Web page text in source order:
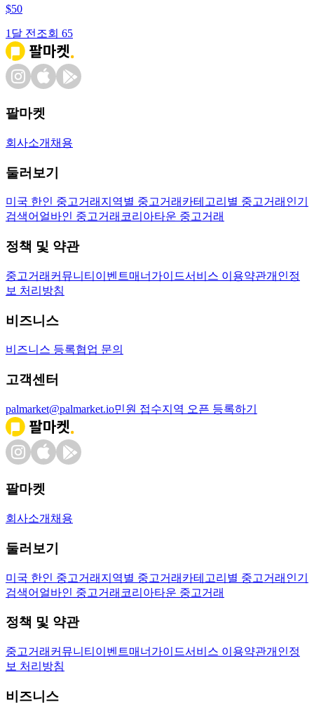
$50
1달 전 조회 65
팔마켓
회사소개 채용
둘러보기
미국 한인 중고거래 지역별 중고거래 카테고리별 중고거래 인기
검색어 얼바인 중고거래 코리아타운 중고거래
정책 및 약관
중고거래 커뮤니티 이벤트매너가이드서비스 이용약관개인정
보 처리방침
비즈니스
비즈니스 등록협업 문의
고객센터
palmarket@palmarket.io민원 접수지역 오픈 등록하기
팔마켓
회사소개 채용
둘러보기
미국 한인 중고거래 지역별 중고거래 카테고리별 중고거래 인기
검색어 얼바인 중고거래 코리아타운 중고거래
정책 및 약관
중고거래 커뮤니티 이벤트매너가이드서비스 이용약관개인정
보 처리방침
비즈니스